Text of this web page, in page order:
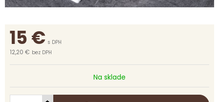
15€ s DPH
12,20 € bez DPH
Na sklade